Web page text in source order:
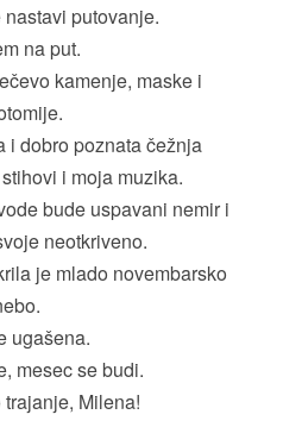
putovanje.
na put.
kamenje, maske i
i dobro poznata čežnja
i moja muzika.
bude uspavani nemir i
neotkriveno.
je mlado novembarsko
ugašena.
mesec se budi.
Milena!